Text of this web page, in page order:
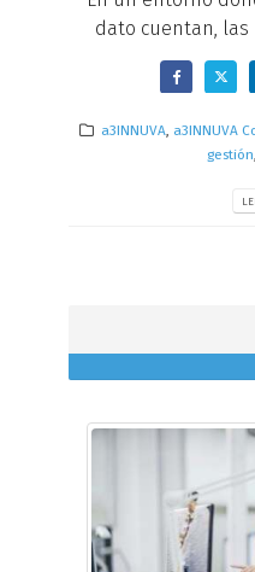
dato cuentan,
contabilidad más
y capaz de
a3INNUVA, a3INNUVA
gestión